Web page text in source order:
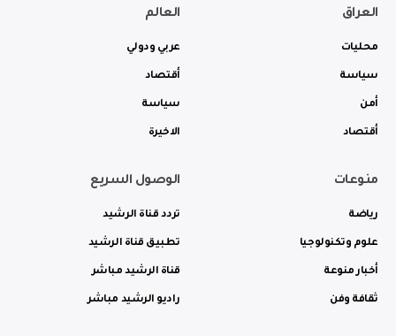
العراق
محليات
سياسة
أمن
أقتصاد
العالم
عربي ودولي
أقتصاد
سياسة
الاخيرة
منوعات
رياضة
علوم وتكنولوجيا
أخبار منوعة
ثقافة وفن
الوصول السريع
تردد قناة الرشيد
تطبيق قناة الرشيد
قناة الرشيد مباشر
راديو الرشيد مباشر